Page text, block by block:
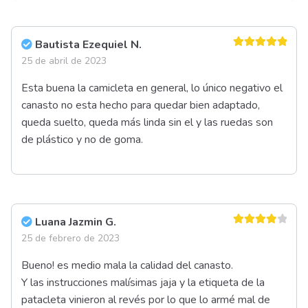
Bautista Ezequiel N.
25 de abril de 2023
Esta buena la camicleta en general, lo único negativo el
canasto no esta hecho para quedar bien adaptado,
queda suelto, queda más linda sin el y las ruedas son
de plástico y no de goma.
Luana Jazmin G.
25 de febrero de 2023
Bueno! es medio mala la calidad del canasto.
Y las instrucciones malísimas jaja y la etiqueta de la
patacleta vinieron al revés por lo que lo armé mal de